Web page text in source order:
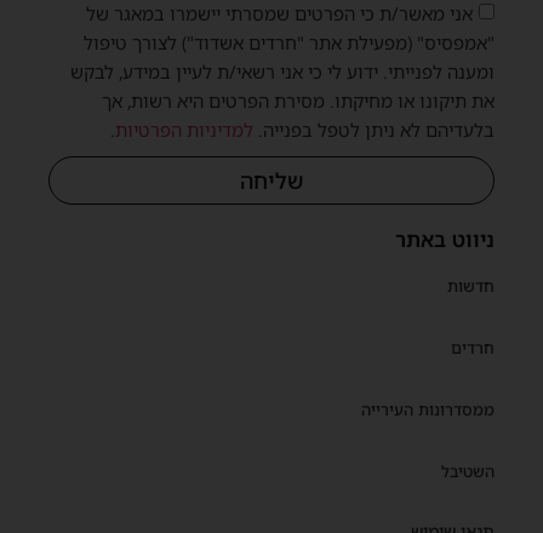
ניווט באתר
חדשות
חרדים
ממסדרונות העירייה
השטיבל
אני מאשר/ת כי הפרטים שמסרתי יישמרו במאגר של
"אמפסיס" (מפעילת אתר "חרדים אשדוד") לצורך טיפול
ומענה לפנייתי. ידוע לי כי אני רשאי/ת לעיין במידע, לבקש
את תיקונו או מחיקתו. מסירת הפרטים היא רשות, אך
בלעדיהם לא ניתן לטפל בפנייה. למדיניות הפרטיות.
שליחה